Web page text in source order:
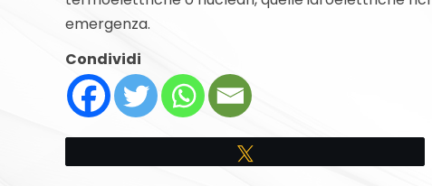
emergenza.
Condividi